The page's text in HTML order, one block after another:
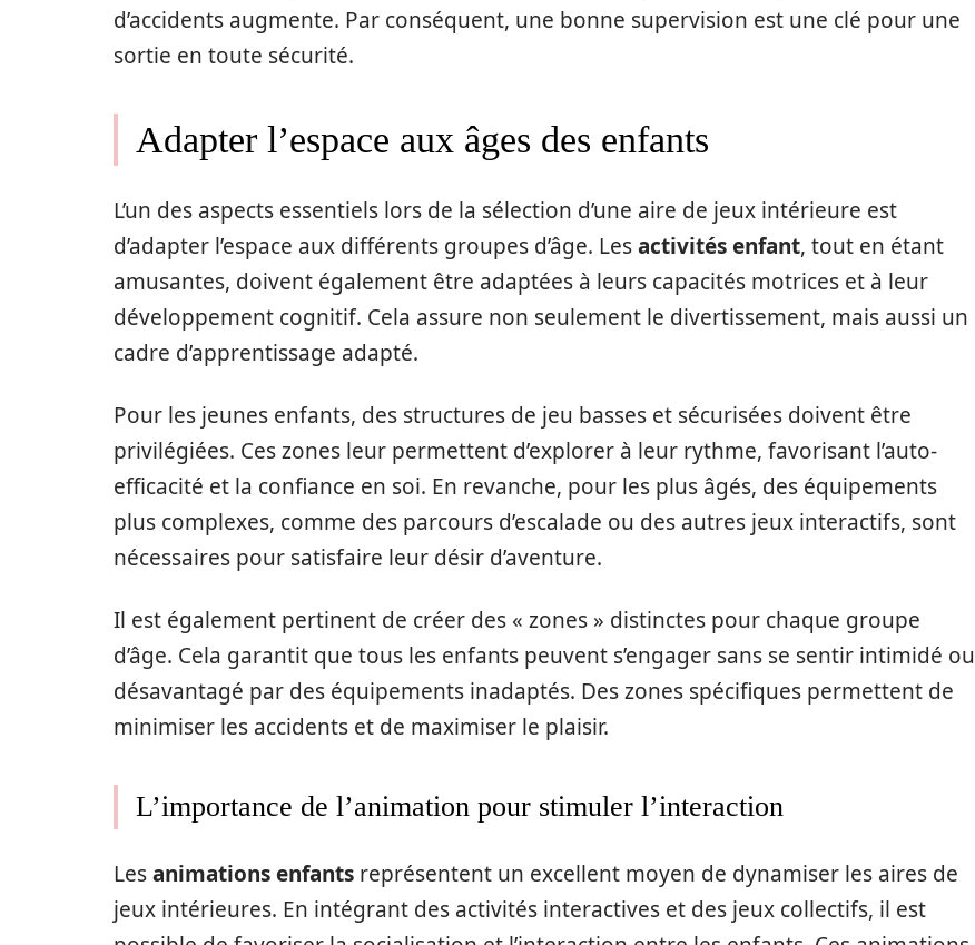
d’accidents augmente. Par conséquent, une bonne supervision est une clé pour une
sortie en toute sécurité.
Adapter l’espace aux âges des enfants
L’un des aspects essentiels lors de la sélection d’une aire de jeux intérieure est
d’adapter l’espace aux différents groupes d’âge. Lesactivités enfant, tout en étant
amusantes, doivent également être adaptées à leurs capacités motrices et à leur
développement cognitif. Cela assure non seulement le divertissement, mais aussi un
cadre d’apprentissage adapté.
Pour les jeunes enfants, des structures de jeu basses et sécurisées doivent être
privilégiées. Ces zones leur permettent d’explorer à leur rythme, favorisant l’auto-
efficacité et la confiance en soi. En revanche, pour les plus âgés, des équipements
plus complexes, comme des parcours d’escalade ou des autres jeux interactifs, sont
nécessaires pour satisfaire leur désir d’aventure.
Il est également pertinent de créer des « zones » distinctes pour chaque groupe
d’âge. Cela garantit que tous les enfants peuvent s’engager sans se sentir intimidé ou
désavantagé par des équipements inadaptés. Des zones spécifiques permettent de
minimiser les accidents et de maximiser le plaisir.
L’importance de l’animation pour stimuler l’interaction
Lesanimations enfants représentent un excellent moyen de dynamiser les aires de
jeux intérieures. En intégrant des activités interactives et des jeux collectifs, il est